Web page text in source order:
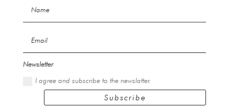
Newsletter
I agree and subscribe to the newslatter.
Subscribe